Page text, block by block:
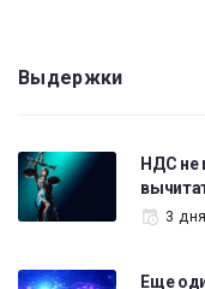
Выдержки
НДС не
3
Еще